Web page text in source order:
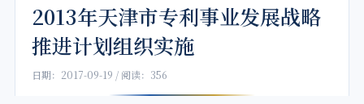
2013年天津市专利事业发展战略
推进计划组织实施
日期：2017-09-19 / 阅读：356